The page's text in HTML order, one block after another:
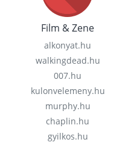
Film & Zene
alkonyat.hu
walkingdead.hu
007.hu
kulonvelemeny.hu
murphy.hu
chaplin.hu
gyilkos.hu